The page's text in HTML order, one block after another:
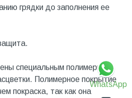
WhatsApp
грядки до заполнения ее
специальным полимерным
Полимерное покрытие
покраска, так как она